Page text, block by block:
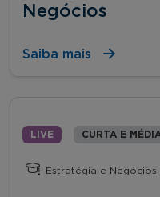
Negócios
Saiba mais
LIVE CURTA E
Estratégia e Negócios